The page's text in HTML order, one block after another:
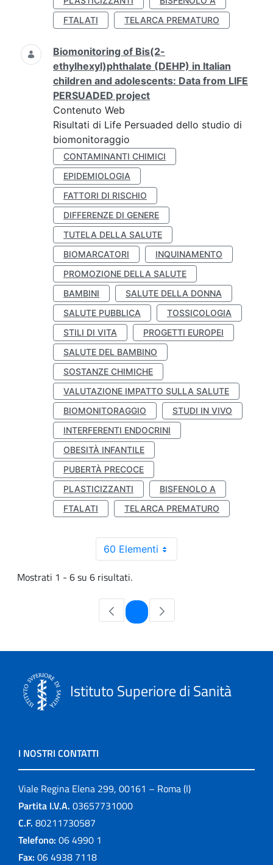
FTALATI
TELARCA PREMATURO
Biomonitoring of Bis(2-
ethylhexyl)phthalate (DEHP) in Italian
children and adolescents: Data from LIFE
PERSUADED project
Contenuto Web
Risultati di Life Persuaded dello studio di
biomonitoraggio
CONTAMINANTI CHIMICI
EPIDEMIOLOGIA
FATTORI DI RISCHIO
DIFFERENZE DI GENERE
TUTELA DELLA SALUTE
BIOMARCATORI
INQUINAMENTO
PROMOZIONE DELLA SALUTE
BAMBINI
SALUTE DELLA DONNA
SALUTE PUBBLICA
TOSSICOLOGIA
STILI DI VITA
PROGETTI EUROPEI
SALUTE DEL BAMBINO
SOSTANZE CHIMICHE
VALUTAZIONE IMPATTO SULLA SALUTE
BIOMONITORAGGIO
STUDI IN VIVO
INTERFERENTI ENDOCRINI
OBESITÀ INFANTILE
PUBERTÀ PRECOCE
PLASTICIZZANTI
BISFENOLO A
FTALATI
TELARCA PREMATURO
60 Elementi
Mostrati 1 - 6 su 6 risultati.
Pagina
Istituto Superiore di Sanità
I NOSTRI CONTATTI
Viale Regina Elena 299, 00161 – Roma (I)
Partita I.V.A. 03657731000
C.F. 80211730587
Telefono: 06 4990 1
Fax: 06 4938 7118